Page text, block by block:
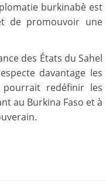
burkinabè est
de promouvoir une
des États du Sahel
davantage les
pourrait redéfinir les
au Burkina Faso et à